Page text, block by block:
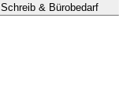
Schreib & Bürobedarf